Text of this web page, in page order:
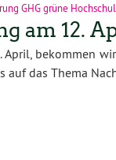
GHG grüne
am 12.
April, bekommen
auf das Thema